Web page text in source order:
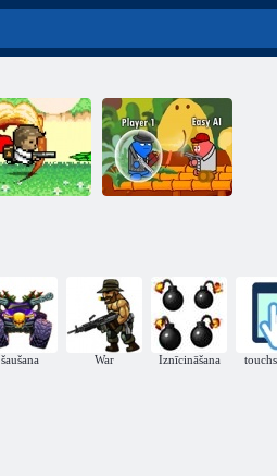
2 vairāk mēri
šaušana War Iznīcināšana